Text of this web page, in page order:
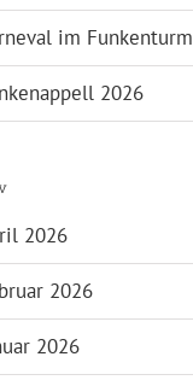
im Funkenturm
2026
2026
2026
2026